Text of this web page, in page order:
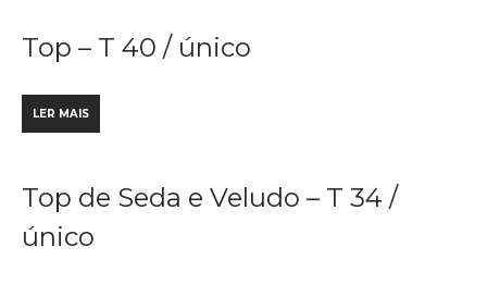
Top – T 40 / único
LER MAIS
Top de Seda e Veludo – T 34 /
único